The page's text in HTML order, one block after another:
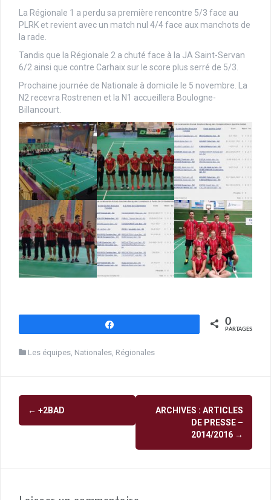
La Régionale 1 a perdu sa première rencontre 5/3 face au
PLRK et revient avec un match nul 4/4 face aux manchots de
la rade.
Tandis que la Régionale 2 a chuté face à la JA Saint-Servan
6/2 ainsi que contre Carhaix sur le score plus serré de 5/3.
Prochaine journée de Nationale à domicile le 5 novembre. La
N2 recevra Rostrenen et la N1 accueillera Boulogne-
Billancourt.
0
PARTAGES
Les équipes, Nationales, Régionales
Navigation
d'article
← +2BAD
ARCHIVES : ARTICLES
DE PRESSE –
2014/2016 →